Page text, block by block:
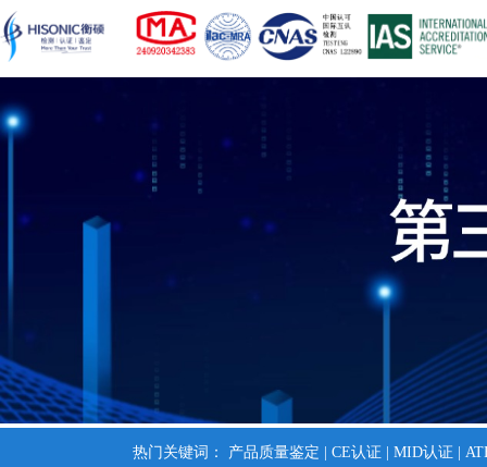
热门关键词： 产品质量鉴定 CE认证 MID认证